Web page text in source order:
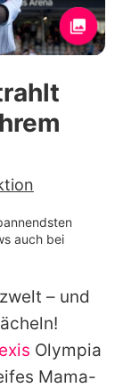
auch bei
– und
Olympia
Mama-